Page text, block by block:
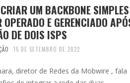
UM BACKBONE SIMPLES
OPERADO E GERENCIADO
DE DOIS ISPS
15 DE SETEMBRO DE 2022
diretor de Redes da Mobwire , fala